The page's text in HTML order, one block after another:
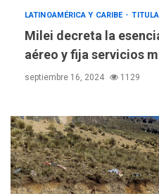
LATINOAMÉRICA Y CARIBE
Milei decreta la
aéreo y fija servicios
septiembre 16, 2024 1129